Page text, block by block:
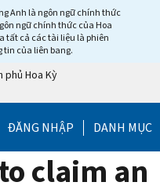
Anh là ngôn ngữ chính thức
ngữ chính thức của Hoa
tất cả các tài liệu là phiên
tin của liên bang.
phủ Hoa Kỳ
ĐĂNG NHẬP DANH MỤC
claim an